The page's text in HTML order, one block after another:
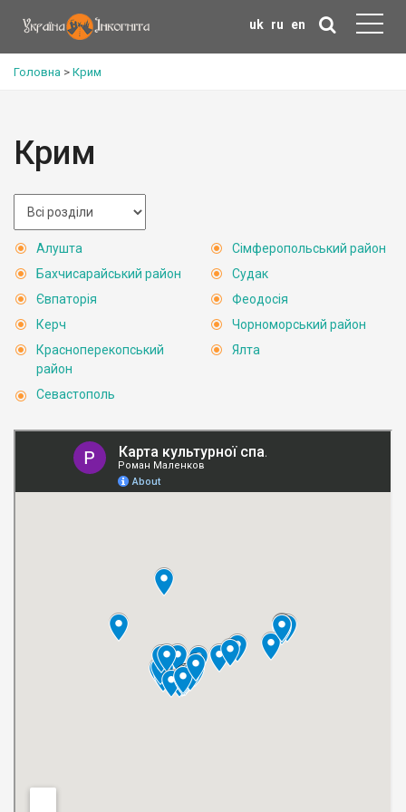
uk ru en
Головна > Крим
Крим
Алушта
Бахчисарайський район
Євпаторія
Керч
Красноперекопський
район
Севастополь
Сімферопольський район
Судак
Феодосія
Чорноморський район
Ялта